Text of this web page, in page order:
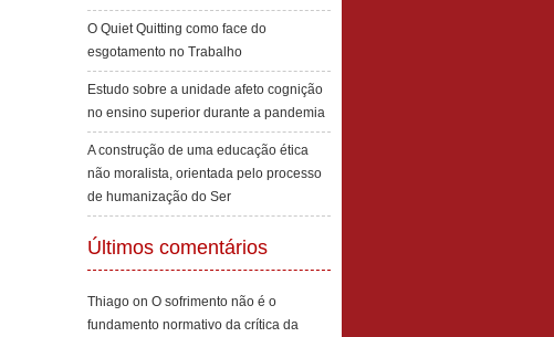
O Quiet Quitting como face do
esgotamento no Trabalho
Estudo sobre a unidade afeto cognição
no ensino superior durante a pandemia
A construção de uma educação ética
não moralista, orientada pelo processo
de humanização do Ser
Últimos comentários
Thiago on O sofrimento não é o
fundamento normativo da crítica da